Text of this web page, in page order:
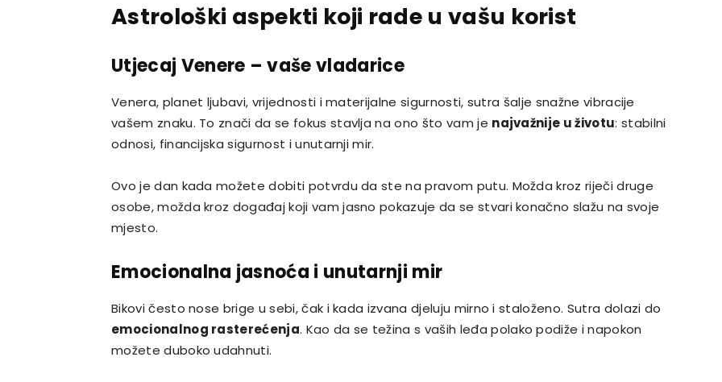
Astrološki aspekti koji rade u vašu korist
Utjecaj Venere – vaše vladarice
Venera, planet ljubavi, vrijednosti i materijalne sigurnosti, sutra šalje snažne vibracije
vašem znaku. To znači da se fokus stavlja na ono što vam je najvažnije u životu: stabilni
odnosi, financijska sigurnost i unutarnji mir.
Ovo je dan kada možete dobiti potvrdu da ste na pravom putu. Možda kroz riječi druge
osobe, možda kroz događaj koji vam jasno pokazuje da se stvari konačno slažu na svoje
mjesto.
Emocionalna jasnoća i unutarnji mir
Bikovi često nose brige u sebi, čak i kada izvana djeluju mirno i staloženo. Sutra dolazi do
emocionalnog rasterećenja. Kao da se težina s vaših leđa polako podiže i napokon
možete duboko udahnuti.